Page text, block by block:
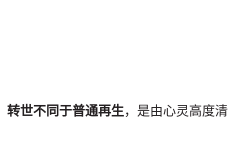
转世不同于普通再生，是由心灵高度清